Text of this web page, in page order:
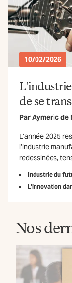
10/02/2026
de se
ParAymeric de
L’année 2025
l’industrie
redessinées,
Industrie du
L’innovation
Nos